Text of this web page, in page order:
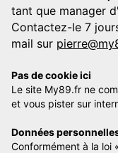
tant que manager
Contactez-le 7
mail sur
Pas de cookie ici
Le site My89.fr ne
et vous pister sur
Données
Conformément à la loi